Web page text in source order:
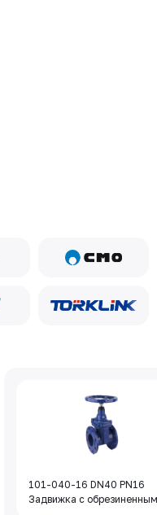
101-040-16 DN40 PN16
Задвижка с обрезиненным